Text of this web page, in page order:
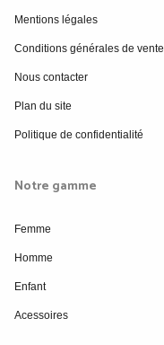
Mentions légales
Conditions générales de vente
Nous contacter
Plan du site
Politique de confidentialité
Notre gamme
Femme
Homme
Enfant
Acessoires